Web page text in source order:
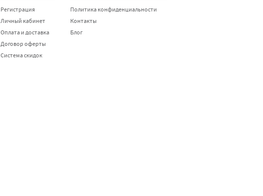
Регистрация
Личный кабинет
Оплата и доставка
Договор оферты
Система скидок
Политика конфиденциальности
Контакты
Блог